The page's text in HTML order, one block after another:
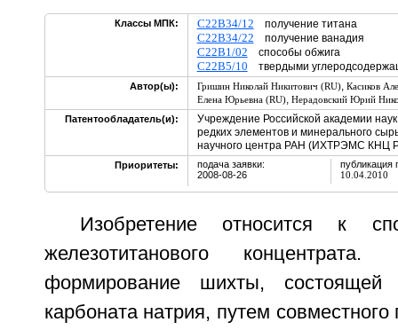
Классы МПК: C22B34/12 получение титана
C22B34/22 получение ванадия
C22B1/02 способы обжига
C22B5/10 твердыми
Автор(ы): Гришин Николай Никитович (RU), Касиков
Елена Юрьевна (RU), Нерадовский Юрий
Патентообладатель(и):
Учреждение Российской академии
редких элементов и минерального
научного центра РАН (ИХТРЭМС КНЦ
Приоритеты:
подача заявки:
2008-08-26
публикация
10.04.2010
Изобретение относится к
железотитанового
формирование шихты,
карбоната натрия, путем